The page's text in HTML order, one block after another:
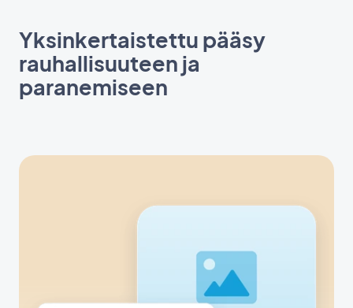
Yksinkertaistettu pääsy
rauhallisuuteen ja
paranemiseen